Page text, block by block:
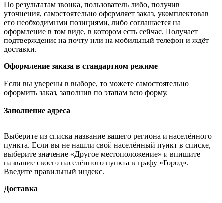
По результатам звонка, пользователь либо, получив
уточнения, самостоятельно оформляет заказ, укомплектовав
его необходимыми позициями, либо соглашается на
оформление в том виде, в котором есть сейчас. Получает
подтверждение на почту или на мобильный телефон и ждёт
доставки.
Оформление заказа в стандартном режиме
Если вы уверены в выборе, то можете самостоятельно
оформить заказ, заполнив по этапам всю форму.
Заполнение адреса
Выберите из списка название вашего региона и населённого
пункта. Если вы не нашли свой населённый пункт в списке,
выберите значение «Другое местоположение» и впишите
название своего населённого пункта в графу «Город».
Введите правильный индекс.
Доставка